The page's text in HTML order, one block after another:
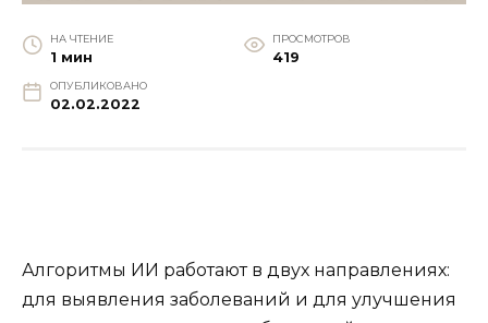
НА ЧТЕНИЕ
1 мин
ПРОСМОТРОВ
419
ОПУБЛИКОВАНО
02.02.2022
Алгоритмы ИИ работают в двух направлениях:
для выявления заболеваний и для улучшения